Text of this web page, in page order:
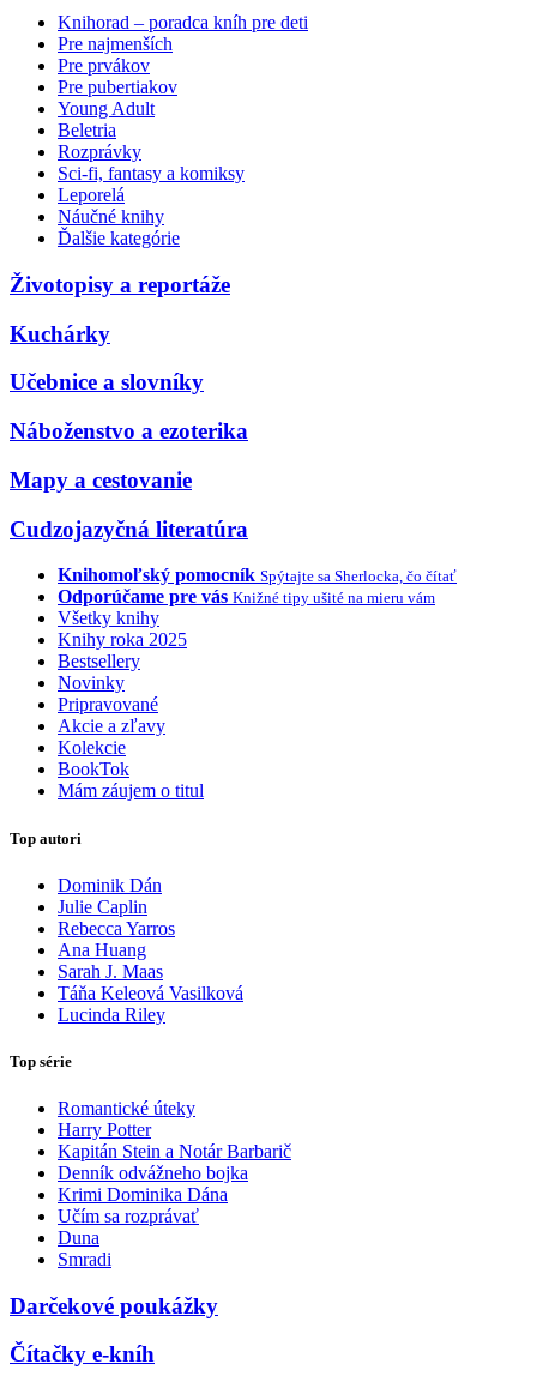
Knihorad – poradca kníh pre deti
Pre najmenších
Pre prvákov
Pre pubertiakov
Young Adult
Beletria
Rozprávky
Sci-fi, fantasy a komiksy
Leporelá
Náučné knihy
Ďalšie kategórie
Životopisy a reportáže
Kuchárky
Učebnice a slovníky
Náboženstvo a ezoterika
Mapy a cestovanie
Cudzojazyčná literatúra
Knihomoľský pomocník Spýtajte sa Sherlocka, čo čítať
Odporúčame pre vás Knižné tipy ušité na mieru vám
Všetky knihy
Knihy roka 2025
Bestsellery
Novinky
Pripravované
Akcie a zľavy
Kolekcie
BookTok
Mám záujem o titul
Top autori
Dominik Dán
Julie Caplin
Rebecca Yarros
Ana Huang
Sarah J. Maas
Táňa Keleová Vasilková
Lucinda Riley
Top série
Romantické úteky
Harry Potter
Kapitán Stein a Notár Barbarič
Denník odvážneho bojka
Krimi Dominika Dána
Učím sa rozprávať
Duna
Smradi
Darčekové poukážky
Čítačky e-kníh